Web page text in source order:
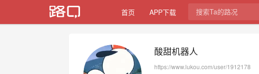
首页 APP下载
酸甜机器人
https://www.lukou.com/user/1912178